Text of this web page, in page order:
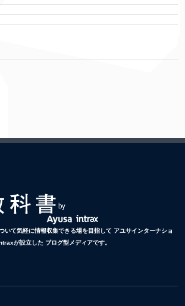
いて気軽に情報収集できる場を目指して アユサインターナショ
が設立した ブログ型メディアです。